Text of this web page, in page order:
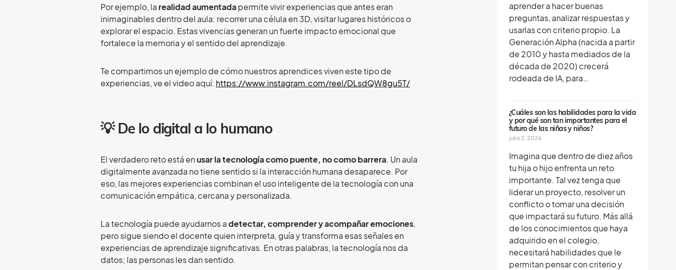
Por ejemplo, la realidad aumentadapermite vivir experiencias que antes eran
inimaginables dentro del aula: recorrer una célula en 3D, visitar lugares históricos o
explorar el espacio. Estas vivencias generan un fuerte impacto emocional que
fortalece la memoria y el sentido del aprendizaje.
Te compartimos un ejemplo de cómo nuestros aprendices viven este tipo de
experiencias, ve el video aquí: https://www.instagram.com/reel/DLsdQW8gu5T/
💡 De lo digital a lo humano
El verdadero reto está enusar la tecnología como puente, no como barrera. Un aula
digitalmente avanzada no tiene sentido si la interacción humana desaparece. Por
eso, las mejores experiencias combinan el uso inteligente de la tecnología con una
comunicación empática, cercana y personalizada.
La tecnología puede ayudarnos adetectar, comprender y acompañar emociones,
pero sigue siendo el docente quien interpreta, guía y transforma esas señales en
experiencias de aprendizaje significativas. En otras palabras, la tecnología nos da
datos; las personas les dan sentido.
aprender a hacer buenas
preguntas, analizar respuestas y
usarlas con criterio propio. La
Generación Alpha (nacida a partir
de 2010 y hasta mediados de la
década de 2020) crecerá
rodeada de IA, para…
¿Cuáles son las habilidades para la vida
y por qué son tan importantes para el
futuro de las niñas y niños?
julio 2, 2026
Imagina que dentro de diez años
tu hija o hijo enfrenta un reto
importante. Tal vez tenga que
liderar un proyecto, resolver un
conflicto o tomar una decisión
que impactará su futuro. Más allá
de los conocimientos que haya
adquirido en el colegio,
necesitará habilidades que le
permitan pensar con criterio y